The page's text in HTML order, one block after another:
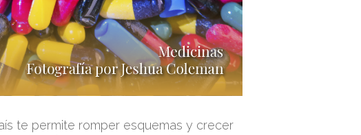
te permite romper esquemas y crecer